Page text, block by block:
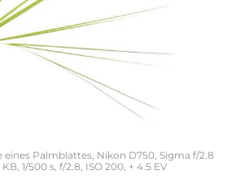
Palmblattes, Nikon D750, Sigma f/2.8
1/500 s, f/2.8, ISO 200, + 4.5 EV